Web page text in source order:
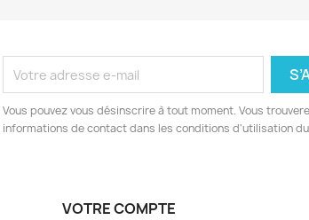
Vous pouvez vous désinscrire à tout moment. Vous
informations de contact dans les conditions d'utilisation
VOTRE COMPTE